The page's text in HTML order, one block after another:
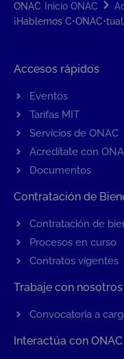
ONAC Inicio ONAC
¡Hablemos
Accesos rápidos
Eventos
Tarifas MIT
Servicios de ONAC
Acredítate con
Documentos
Contratación de
Contratación de
Procesos en curso
Contratos vigentes
Trabaje con nosotros
Convocatoria a
Interactúa con ONAC